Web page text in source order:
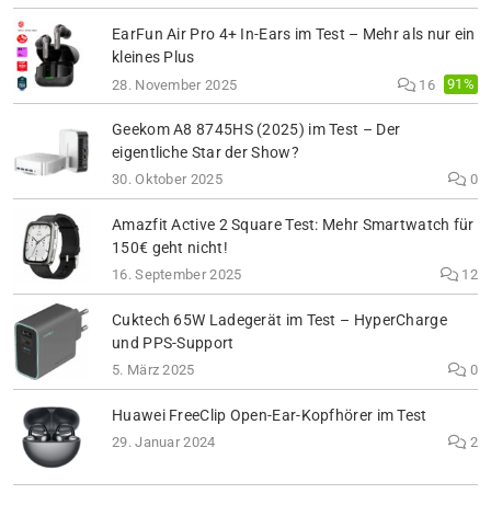
EarFun Air Pro 4+ In-Ears im Test – Mehr als nur ein
kleines Plus
28. November 2025 16 91%
Geekom A8 8745HS (2025) im Test – Der
eigentliche Star der Show?
30. Oktober 2025 0
Amazfit Active 2 Square Test: Mehr Smartwatch für
150€ geht nicht!
16. September 2025 12
Cuktech 65W Ladegerät im Test – HyperCharge
und PPS-Support
5. März 2025 0
Huawei FreeClip Open-Ear-Kopfhörer im Test
29. Januar 2024 2